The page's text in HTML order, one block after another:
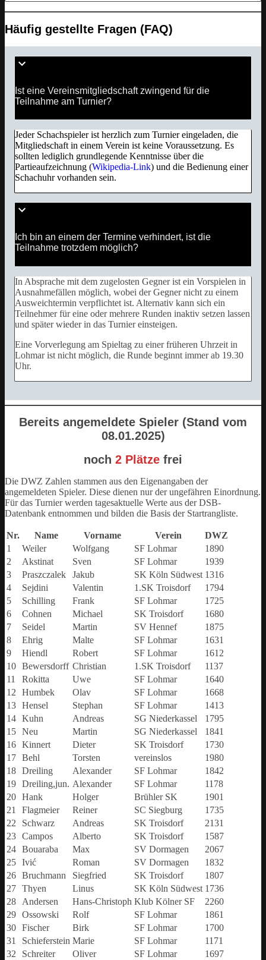
Häufig gestellte Fragen (FAQ)
Ist eine Vereinsmitgliedschaft zwingend für die
Teilnahme am Turnier?
Jeder Schachspieler ist herzlich zum Turnier eingeladen, die
Mitgliedschaft in einem Verein ist keine Voraussetzung. Es
sollten lediglich grundlegende Kenntnisse über die
Partieaufzeichnung (Wikipedia-Link) und die Bedienung einer
Schachuhr vorhanden sein.
Ich bin an einem der Termine verhindert, ist die
Teilnahme trotzdem möglich?
In Absprache mit dem zugelosten Gegner ist ein Vorspielen in
Ausnahmefällen möglich, wobei der Gegner nicht zu einem
Ausweichtermin verpflichtet ist. Alternativ kann sich ein
Teilnehmer für eine oder mehrere Runden inaktiv setzen lassen
und später wieder in das Turnier einsteigen.
Eine Vorverlegung am Spieltag zu einer früheren Uhrzeit in
Lohmar ist nicht möglich, die Runde beginnt immer ab 19.30
Uhr.
Bereits angemeldete Spieler (Stand vom
08.01.2025)
noch 2 Plätze frei
Die DWZ Zahlen stammen aus den Eigenangaben der
angemeldeten Spieler. Diese dienen nur der ungefähren Einordnung.
Für das Turnier werden tagesaktuelle Werte aus der DSB-
Datenbank entnommen und bilden die Basis der Startrangliste.
Nr. Name Vorname Verein
DWZ
1
Weiler Wolfgang SF Lohmar
1890
2
Akstinat Sven SF Lohmar
1939
3
Praszczalek Jakub SK Köln Südwest 1316
4
Sejdini Valentin 1.SK Troisdorf
1794
5
Schilling Frank SF Lohmar
1725
6
Cohnen Michael SK Troisdorf
1680
7
Seidel Martin SV Hennef
1875
8
Ehrig Malte SF Lohmar
1631
9
Hiendl Robert SF Lohmar
1612
10 Bewersdorff Christian 1.SK Troisdorf
1137
11
Rokitta Uwe SF Lohmar
1640
12
Humbek Olav SF Lohmar
1668
13 Hensel Stephan SF Lohmar
1413
14 Kuhn Andreas SG Niederkassel
1795
15 Neu Martin SG Niederkassel
1841
16 Kinnert Dieter SK Troisdorf
1730
17 Behl Torsten vereinslos
1980
18 Dreiling Alexander SF Lohmar
1842
19 Dreiling,jun. Alexander SF Lohmar
1178
20 Hank Holger Brühler SK
1901
21
Flagmeier Reiner SC Siegburg
1735
22
Schwarz Andreas SK Troisdorf
2131
23 Campos Alberto SK Troisdorf
1587
24 Bouaraba Max SV Dormagen
2067
25 Ivić Roman SV Dormagen
1832
26 Bruchmann Siegfried SK Troisdorf
1807
27 Thyen Linus SK Köln Südwest 1736
28
Andersen Hans-Christoph Klub Kölner SF
2260
29 Ossowski Rolf SF Lohmar
1861
30 Fischer Birk SF Lohmar
1700
31
Schieferstein Marie SF Lohmar
1171
32
Schreiter Oliver SF Lohmar
1697